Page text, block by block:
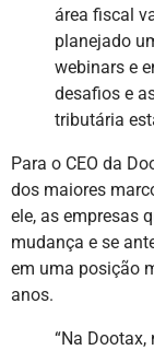
área fiscal
planejado
webinars e
desafios e
tributária
Para o CEO da
dos maiores
ele, as empresas
mudança e se
em uma posição
anos.
“Na